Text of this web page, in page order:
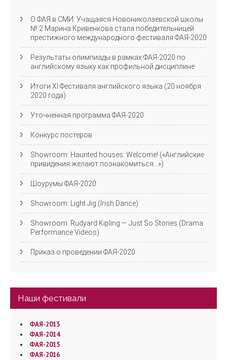
О ФАЯ в СМИ: Учащаяся Новониколаевской школы
№ 2 Марина Кривенкова стала победительницей
престижного международного фестиваля ФАЯ-2020
Результаты олимпиады в рамках ФАЯ-2020 по
английскому языку как профильной дисциплине
Итоги XI Фестиваля английского языка (20 ноября
2020 года)
Уточнённая программа ФАЯ-2020
Конкурс постеров
Showroom: Haunted houses: Welcome! («Английские
привидения желают познакомиться…»)
Шоурумы ФАЯ-2020
Showroom: Light Jig (Irish Dance)
Showroom: Rudyard Kipling — Just So Stories (Drama
Performance Videos)
Приказ о проведении ФАЯ-2020
Наши фестивали
ФАЯ-2013
ФАЯ-2014
ФАЯ-2015
ФАЯ-2016